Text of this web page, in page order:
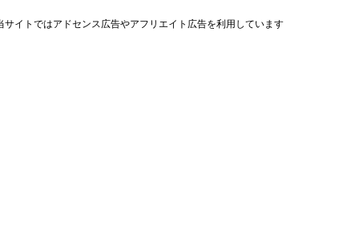
サイトではアドセンス広告やアフリエイト広告を利用しています